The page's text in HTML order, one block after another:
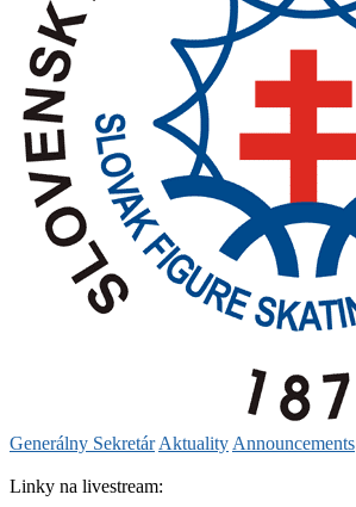
Generálny Sekretár Aktuality Announcements
Linky na livestream: